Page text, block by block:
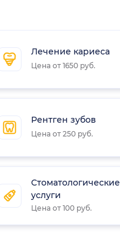
Лечение кариеса
Цена от 1650 руб.
Рентген зубов
Цена от 250 руб.
Стоматологические
услуги
Цена от 100 руб.